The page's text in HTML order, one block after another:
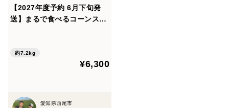
①トウモロコシの皮と髭を剥く
②塩を軽くふってラップを巻き、500Wで5分
ださい！）
水の状態からトウモロコシを入れて加熱、沸騰したら
【2027年度予約 6月下旬発
送】まるで食べるコーンスー
約7.2kg
¥6,300
愛知県西尾市